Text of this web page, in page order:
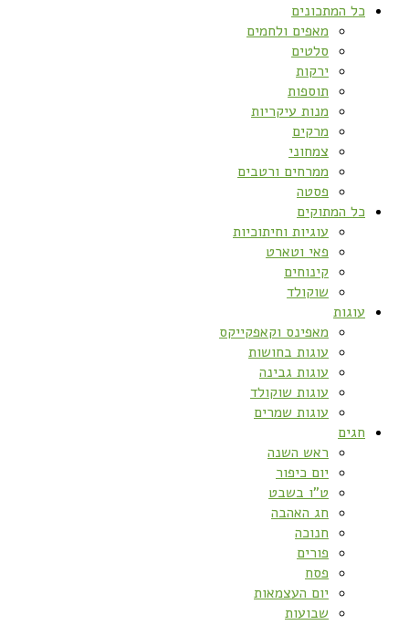
כל המתכונים
מאפים ולחמים
סלטים
ירקות
תוספות
מנות עיקריות
מרקים
צמחוני
ממרחים ורטבים
פסטה
כל המתוקים
עוגיות וחיתוכיות
פאי וטארט
קינוחים
שוקולד
עוגות
מאפינס וקאפקייקס
עוגות בחושות
עוגות גבינה
עוגות שוקולד
עוגות שמרים
חגים
ראש השנה
יום כיפור
ט”ו בשבט
חג האהבה
חנוכה
פורים
פסח
יום העצמאות
שבועות